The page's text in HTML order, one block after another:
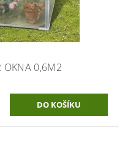
OKNA 0,6M2